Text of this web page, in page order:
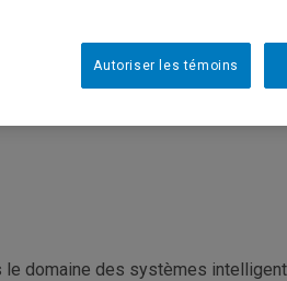
le domaine des systèmes
Autoriser les témoins